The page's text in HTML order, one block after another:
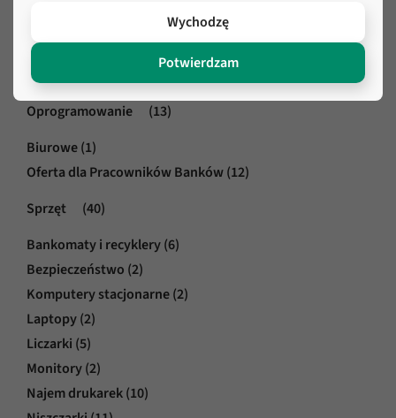
Oprogramowanie
(13)
Biurowe(1)
Oferta dla Pracowników Banków(12)
Sprzęt
(40)
Bankomaty i recyklery(6)
Bezpieczeństwo (2)
Komputery stacjonarne(2)
Laptopy(2)
Liczarki (5)
Monitory(2)
Najem drukarek(10)
Wychodzę
Potwierdzam